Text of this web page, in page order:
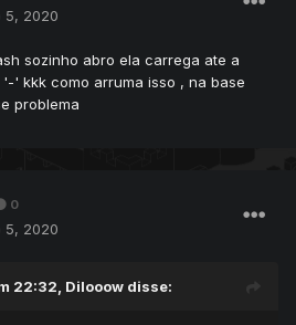
5, 2020
sozinho abro ela carrega ate a
' kkk como arruma isso , na base
problema
0
5, 2020
22:32, Dilooow disse: